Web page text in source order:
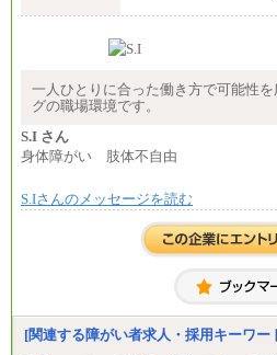
中途：
月給 250,000円～
※スキル・ご経験に応
ご提示が可能です
※短時間勤務制度(週３
一人ひとりに合った働き方で可能性
グの職場環境です。
S.I さん
身体障がい 肢体不自由
S.Iさんのメッセージを読む
[関連する障がい者求人・採用キーワー